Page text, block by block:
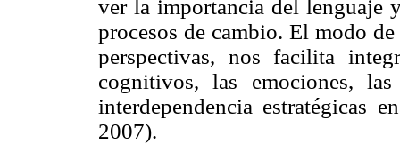
ver la importancia del lenguaje
procesos de cambio. El modo
perspectivas, nos facilita
cognitivos, las emociones,
interdependencia estratégicas
2007).